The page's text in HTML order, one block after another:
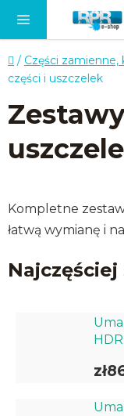
Home
/ Części zamienne,
części i uszczelek
Kompletne
łatwą wymianę i